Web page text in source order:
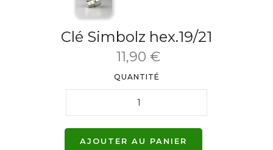
Clé Simbolz hex.19/21
11,90 €
QUANTITÉ